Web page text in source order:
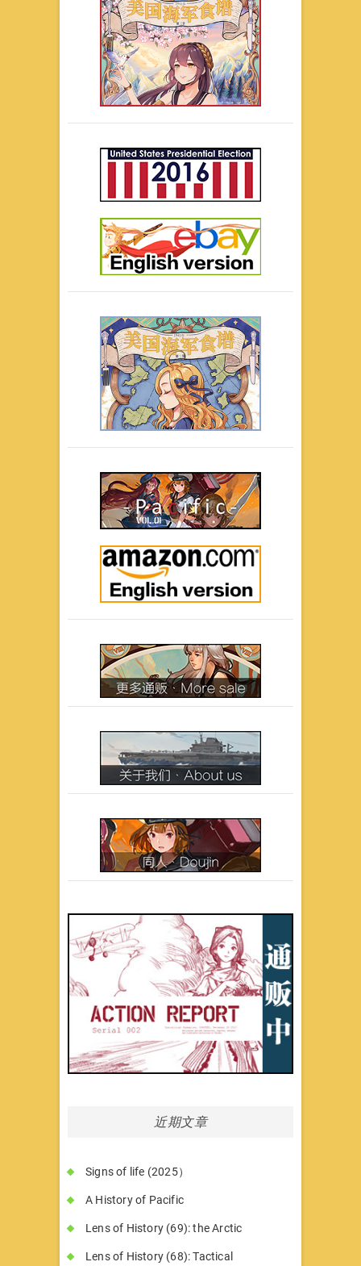
近期文章
Signs of life (2025）
A History of Pacific
Lens of History (69): the Arctic
Lens of History (68): Tactical